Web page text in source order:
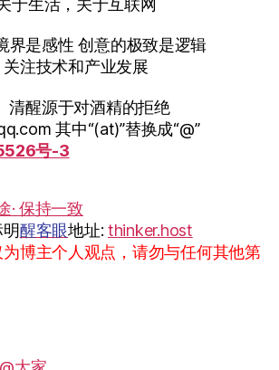
界是感性 创意的极致是逻辑
关注技术和产业发展
清醒源于对酒精的拒绝
其中“(at)”替换成“@”
号-3
· 保持一致
醒客眼地址: thinker.host
博主个人观点，请勿与任何其他第